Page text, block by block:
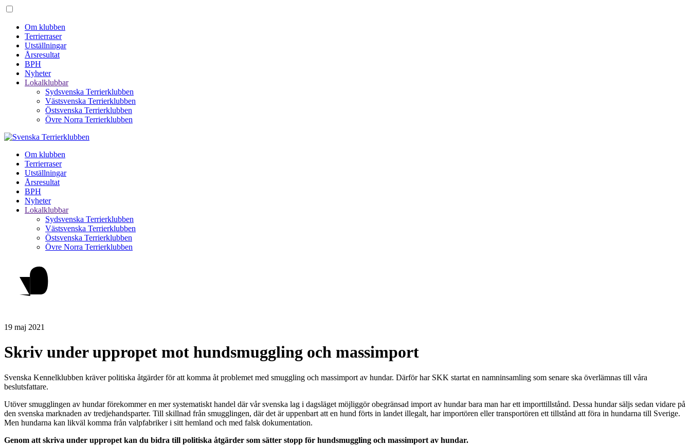
Om klubben
Terrierraser
Utställningar
Årsresultat
BPH
Nyheter
Lokalklubbar
Sydsvenska Terrierklubben
Västsvenska Terrierklubben
Östsvenska Terrierklubben
Övre Norra Terrierklubben
Om klubben
Terrierraser
Utställningar
Årsresultat
BPH
Nyheter
Lokalklubbar
Sydsvenska Terrierklubben
Västsvenska Terrierklubben
Östsvenska Terrierklubben
Övre Norra Terrierklubben
19 maj 2021
Skriv under uppropet mot hundsmuggling och massimport
Svenska Kennelklubben kräver politiska åtgärder för att komma åt problemet med smuggling och massimport av hundar. Därför har SKK startat en namninsamling som senare ska överlämnas till våra
beslutsfattare.
Utöver smugglingen av hundar förekommer en mer systematiskt handel där vår svenska lag i dagsläget möjliggör obegränsad import av hundar bara man har ett importtillstånd. Dessa hundar säljs sedan vidare på
den svenska marknaden av tredjehandsparter. Till skillnad från smugglingen, där det är uppenbart att en hund förts in landet illegalt, har importören eller transportören ett tillstånd att föra in hundarna till Sverige.
Men hundarna kan likväl komma från valpfabriker i sitt hemland och med falsk dokumentation.
Genom att skriva under uppropet kan du bidra till politiska åtgärder som sätter stopp för hundsmuggling och massimport av hundar.